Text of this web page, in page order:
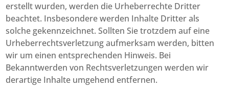
erstellt wurden, werden die Urheberrechte Dritter
beachtet. Insbesondere werden Inhalte Dritter als
solche gekennzeichnet. Sollten Sie trotzdem auf eine
Urheberrechtsverletzung aufmerksam werden, bitten
wir um einen entsprechenden Hinweis. Bei
Bekanntwerden von Rechtsverletzungen werden wir
derartige Inhalte umgehend entfernen.